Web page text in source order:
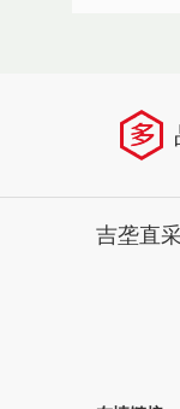
吉垄直